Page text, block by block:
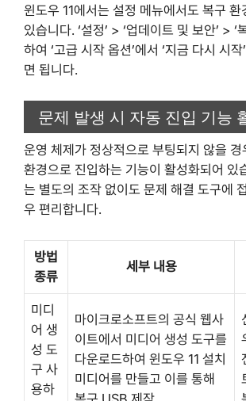
윈도우 11에서는 설정 메뉴에서도 복구 환
있습니다. ‘설정’ > ‘업데이트 및 보안’ > ‘
하여 ‘고급 시작 옵션’에서 ‘지금 다시 시
면 됩니다.
문제 발생 시 자동 진입 기능
운영 체제가 정상적으로 부팅되지 않을
환경으로 진입하는 기능이 활성화되어 있
는 별도의 조작 없이도 문제 해결 도구에
우 편리합니다.
방법
종류
세부 내용
미디
어 생
성 도
구 사
용하
마이크로소프트의 공식 웹사
이트에서 미디어 생성 도구를
다운로드하여 윈도우 11 설치
미디어를 만들고 이를 통해